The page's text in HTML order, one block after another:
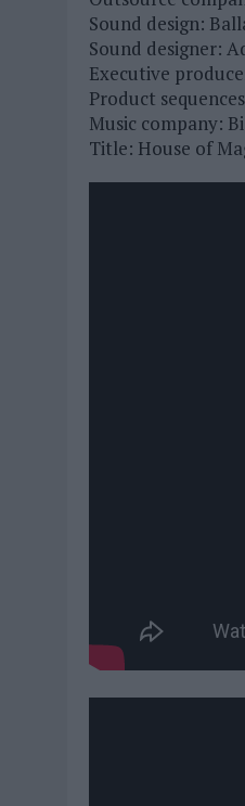
Sound design:
Sound designer:
Executive
Product
Music company:
Title: House of